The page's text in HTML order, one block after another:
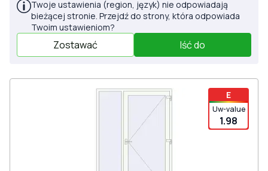
Twoje ustawienia (region, język) nie odpowiadają
bieżącej stronie. Przejdź do strony, która odpowiada
Twoim ustawieniom?
Zostawać Iść do
E
Uw-value
1.98